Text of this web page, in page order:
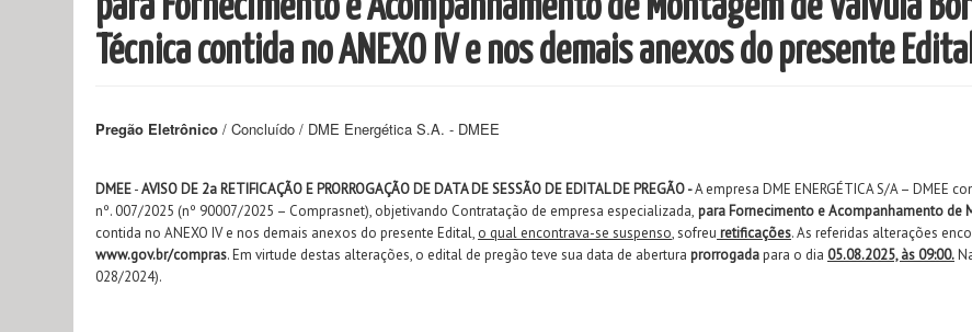
para Fornecimento e Acompanhamento de Montagem de Válvula
Técnica contida no ANEXO IV e nos demais anexos do presente
Pregão Eletrônico / Concluído / DME Energética S.A. - DMEE
DMEE-AVISO DE 2a RETIFICAÇÃO E PRORROGAÇÃO DE DATA DE SESSÃO DE EDITAL DE PREGÃO -A empresa DME ENERGÉTICA S/A – DMEE
nº. 007/2025 (nº 90007/2025 – Comprasnet), objetivando Contratação de empresa especializada, para Fornecimento e Acompanhamento de
contida no ANEXO IV e nos demais anexos do presente Edital, o qual encontrava-se suspenso, sofreu retificações. As referidas alterações
www.gov.br/compras. Em virtude destas alterações, o edital de pregão teve sua data de abertura prorrogadapara o dia 05.08.2025, às 09:00.
028/2024).